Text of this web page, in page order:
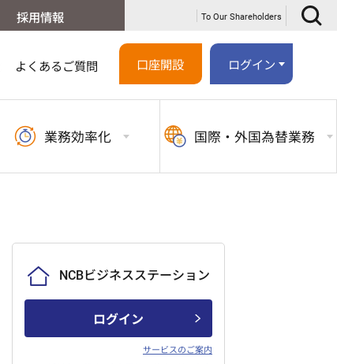
採用情報 To Our Shareholders
よくあるご質問 口座開設 ログイン
業務効率化 国際・外国為替業務
NCBビジネスステーション
ログイン
サービスのご案内